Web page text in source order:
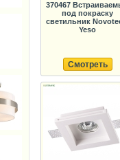
370467
под покраску
светильник
Yeso
Смотреть